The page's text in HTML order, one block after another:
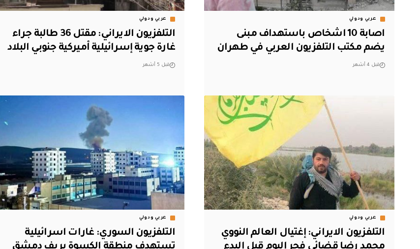
عربي ودولي
اصابة 10 اشخاص باستهداف مبنى
يضم مكتب التلفزيون العربي في طهران
قبل 4 أشهر
عربي ودولي
التلفزيون الايراني: مقتل 36 طالبة جراء
غارة جوية إسرائيلية أميركية جنوبي البلاد
قبل 5 أشهر
عربي ودولي
التلفزيون الايراني: إغتيال العالم النووي
عربي ودولي
التلفزيون السوري: غارات اسرائيلية